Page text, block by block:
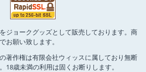
ジョークグッズとして販売しております。商
お願い致します。
著作権は有限会社ウィッスに属しており無断
18歳未満の利用は固くお断りします。